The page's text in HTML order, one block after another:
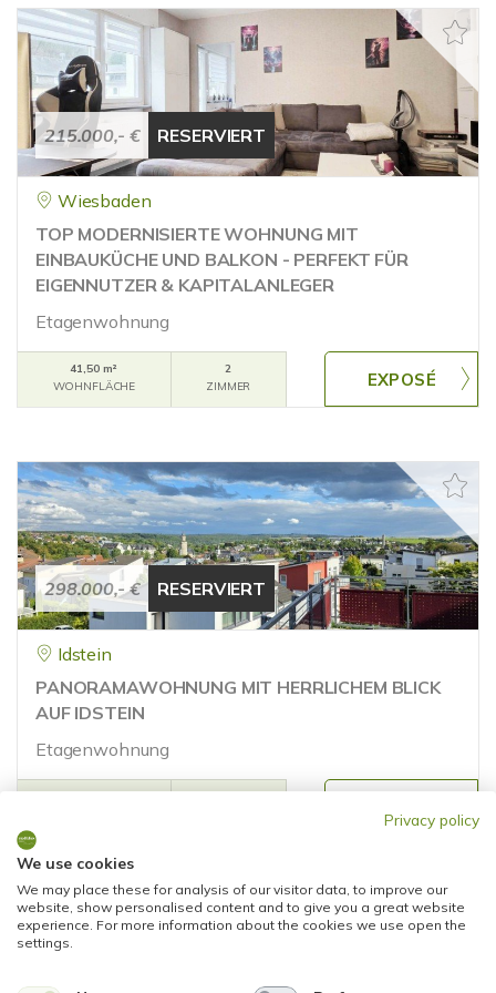
215.000,- € RESERVIERT
Wiesbaden
TOP MODERNISIERTE WOHNUNG MIT
EINBAUKÜCHE UND BALKON - PERFEKT FÜR
EIGENNUTZER & KAPITALANLEGER
Etagenwohnung
41,50 m²
WOHNFLÄCHE
2
ZIMMER
298.000,- € RESERVIERT
Idstein
PANORAMAWOHNUNG MIT HERRLICHEM BLICK
AUF IDSTEIN
Etagenwohnung
70 m²
3
Privacy policy
We use cookies
We may place these for analysis of our visitor data, to improve our
website, show personalised content and to give you a great website
experience. For more information about the cookies we use open the
settings.